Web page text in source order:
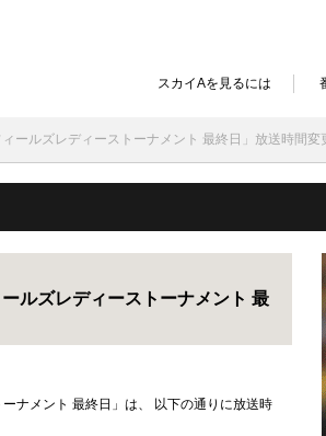
スカイAを見るには
ルズレディーストーナメント 最終日」放送時間変
ルズレディーストーナメント 最
ナメント 最終日」は、 以下の通りに放送時